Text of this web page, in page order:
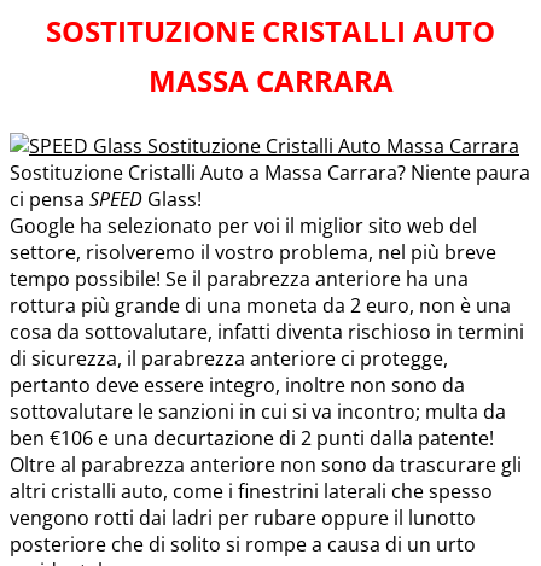
SOSTITUZIONE CRISTALLI AUTO
MASSA CARRARA
Sostituzione Cristalli Auto a Massa Carrara? Niente paura
ci pensa SPEED Glass!
Google ha selezionato per voi il miglior sito web del
settore, risolveremo il vostro problema, nel più breve
tempo possibile! Se il parabrezza anteriore ha una
rottura più grande di una moneta da 2 euro, non è una
cosa da sottovalutare, infatti diventa rischioso in termini
di sicurezza, il parabrezza anteriore ci protegge,
pertanto deve essere integro, inoltre non sono da
sottovalutare le sanzioni in cui si va incontro; multa da
ben €106 e una decurtazione di 2 punti dalla patente!
Oltre al parabrezza anteriore non sono da trascurare gli
altri cristalli auto, come i finestrini laterali che spesso
vengono rotti dai ladri per rubare oppure il lunotto
posteriore che di solito si rompe a causa di un urto